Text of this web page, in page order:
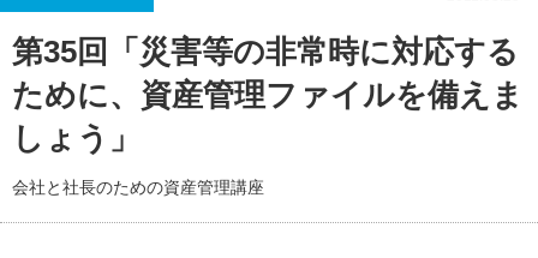
第35回「災害等の非常時に対応する
ために、資産管理ファイルを備えま
しょう」
会社と社長のための資産管理講座